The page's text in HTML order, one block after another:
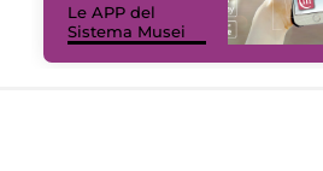
Le APP del
Sistema Musei